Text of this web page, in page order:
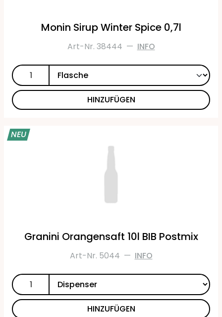
Monin Sirup Winter Spice 0,7l
Art-Nr. 38444 — INFO
HINZUFÜGEN
NEU
Granini Orangensaft 10l BIB Postmix
Art-Nr. 5044 — INFO
HINZUFÜGEN